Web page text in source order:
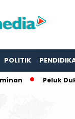
POLITIK
Peluk Duka